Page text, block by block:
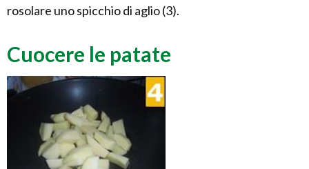
rosolare uno spicchio di aglio (3).
Cuocere le patate